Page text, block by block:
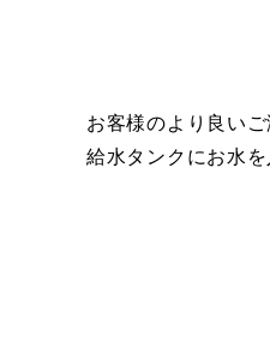
お客様のより良い
給水タンクにお水を